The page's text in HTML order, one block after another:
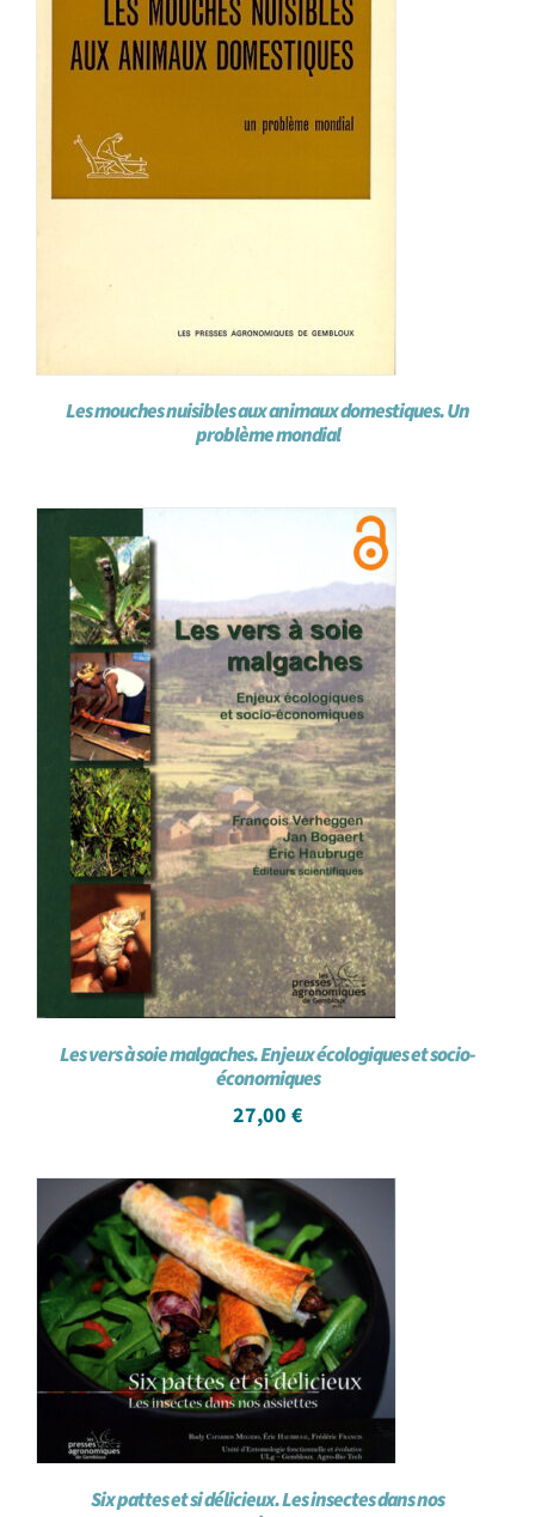
Les mouches nuisibles aux animaux domestiques. Un
problème mondial
Les vers à soie malgaches. Enjeux écologiques et socio-
économiques
27,00 €
Six pattes et si délicieux. Les insectes dans nos